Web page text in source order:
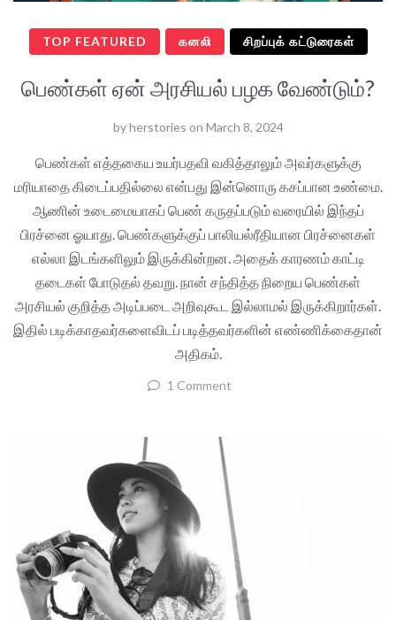
TOP FEATURED கனலி சிறப்புக் கட்டுரைகள்
பெண்கள் ஏன் அரசியல் பழக வேண்டும்?
byherstories on March 8, 2024
பெண்கள் எத்தகைய உயர்பதவி வகித்தாலும் அவர்களுக்கு
மரியாதை கிடைப்பதில்லை என்பது இன்னொரு கசப்பான உண்மை.
ஆணின் உடைமையாகப் பெண் கருதப்படும் வரையில் இந்தப்
பிரச்னை ஓயாது. பெண்களுக்குப் பாலியல்ரீதியான பிரச்னைகள்
எல்லா இடங்களிலும் இருக்கின்றன. அதைக் காரணம் காட்டி
தடைகள் போடுதல் தவறு. நான் சந்தித்த நிறைய பெண்கள்
அரசியல் குறித்த அடிப்படை அறிவுகூட இல்லாமல் இருக்கிறார்கள்.
இதில் படிக்காதவர்களைவிடப் படித்தவர்களின் எண்ணிக்கைதான்
அதிகம்.
1 Comment